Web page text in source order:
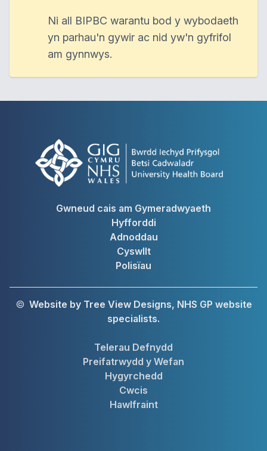
Ni all BIPBC warantu bod y wybodaeth
yn parhau'n gywir ac nid yw'n gyfrifol
am gynnwys.
Gwneud cais am Gymeradwyaeth
Hyfforddi
Adnoddau
Cyswllt
Polisïau
© Website by Tree View Designs, NHS GP website
specialists.
Telerau Defnydd
Preifatrwydd y Wefan
Hygyrchedd
Cwcis
Hawlfraint